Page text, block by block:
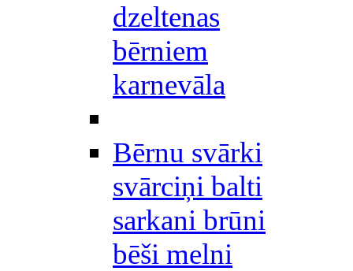
dzeltenas
bērniem
karnevāla
Bērnu svārki
svārciņi balti
sarkani brūni
bēši melni